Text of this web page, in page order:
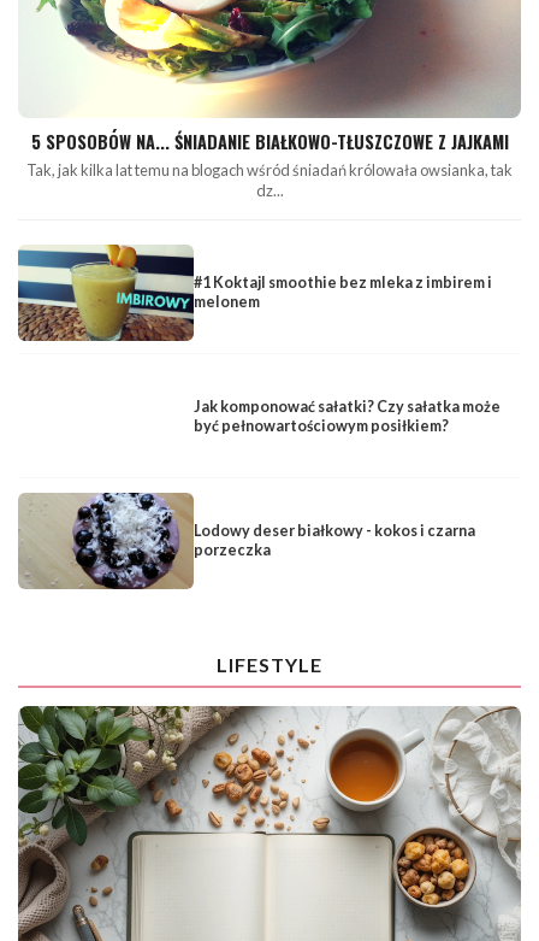
5 SPOSOBÓW NA... ŚNIADANIE BIAŁKOWO-TŁUSZCZOWE Z JAJKAMI
Tak, jak kilka lat temu na blogach wśród śniadań królowała owsianka, tak
dz...
#1 Koktajl smoothie bez mleka z imbirem i
melonem
Jak komponować sałatki? Czy sałatka może
być pełnowartościowym posiłkiem?
Lodowy deser białkowy - kokos i czarna
porzeczka
LIFESTYLE